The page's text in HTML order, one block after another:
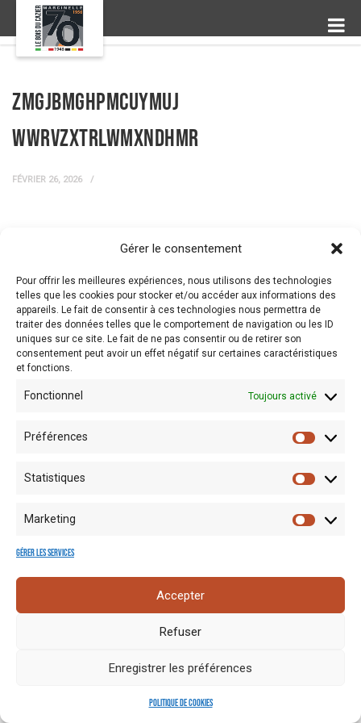
Gérer le consentement
Pour offrir les meilleures expériences, nous utilisons des technologies
telles que les cookies pour stocker et/ou accéder aux informations des
appareils. Le fait de consentir à ces technologies nous permettra de
traiter des données telles que le comportement de navigation ou les ID
uniques sur ce site. Le fait de ne pas consentir ou de retirer son
consentement peut avoir un effet négatif sur certaines caractéristiques
et fonctions.
Fonctionnel Toujours activé
Préférences
Statistiques
Marketing
Gérer les services
Accepter
Refuser
Enregistrer les préférences
Politique de cookies
zmgjbMgHPMCuYMuJ
wwRvZXtrLwMXNDHMr
FÉVRIER 26, 2026
Mentions
Espace
presse